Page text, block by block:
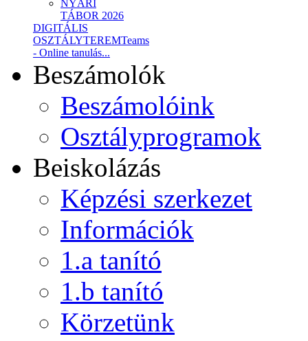
NYÁRI
TÁBOR 2026
DIGITÁLIS
OSZTÁLYTEREMTeams
- Online tanulás...
Beszámolók
Beszámolóink
Osztályprogramok
Beiskolázás
Képzési szerkezet
Információk
1.a tanító
1.b tanító
Körzetünk